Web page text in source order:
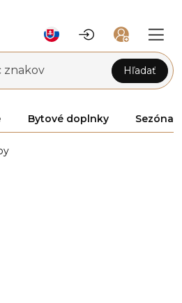
znakov Hľadať
Bytové doplnky Sezóna